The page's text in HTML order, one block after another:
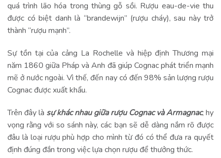
quá trình lão hóa trong thùng gỗ sồi. Rượu eau-de-vie thu
được có biệt danh là “brandewijn” (rượu cháy), sau này trở
thành “rượu mạnh”.
Sự tồn tại của cảng La Rochelle và hiệp định Thương mại
năm 1860 giữa Pháp và Anh đã giúp Cognac phát triển mạnh
mẽ ở nước ngoài. Vì thế, đến nay có đến 98% sản lượng rượu
Cognac được xuất khẩu.
Trên đây là sự khác nhau giữa rượu Cognac và Armagnac, hy
vọng rằng với so sánh này, các bạn sẽ dễ dàng nắm rõ được
đâu là loại rượu phù hợp cho mình từ đó có thể đưa ra quyết
định đúng đắn trong việc lựa chọn rượu để thưởng thức.